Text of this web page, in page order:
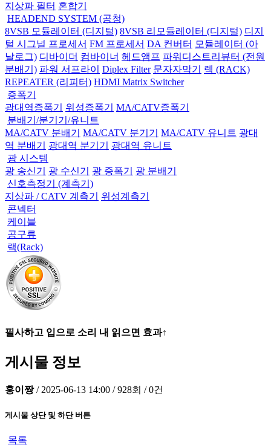
지상파 필터 혼합기
HEADEND SYSTEM (공청)
8VSB 모듈레이터 (디지털) 8VSB 리모듈레이터 (디지털) 디지
털 시그널 프로세서 FM 프로세서 DA 컨버터 모듈레이터 (아
날로그) 디바이더 컴바이너 헤드앰프 파워디스트리뷰터 (전원
분배기) 파워 서프라이 Diplex Filter 문자자막기
렉 (RACK)
REPEATER (리피터) HDMI Matrix Switcher
증폭기
광대역증폭기
위성증폭기
MA/CATV증폭기
분배기/분기기/유니트
MA/CATV 분배기
MA/CATV 분기기 MA/CATV 유니트 광대
역 분배기
광대역 분기기
광대역 유니트
광 시스템
광 송신기
광 수신기 광 증폭기
광 분배기
신호측정기 (계측기)
지상파 / CATV 계측기
위성계측기
콘넥터
케이블
공구류
랙(Rack)
필사하고 입으로 소리 내 읽으면 효과↑
게시물 정보
홍이짱 / 2025-06-13 14:00 / 928회 / 0건
게시물 상단 및 하단 버튼
목록